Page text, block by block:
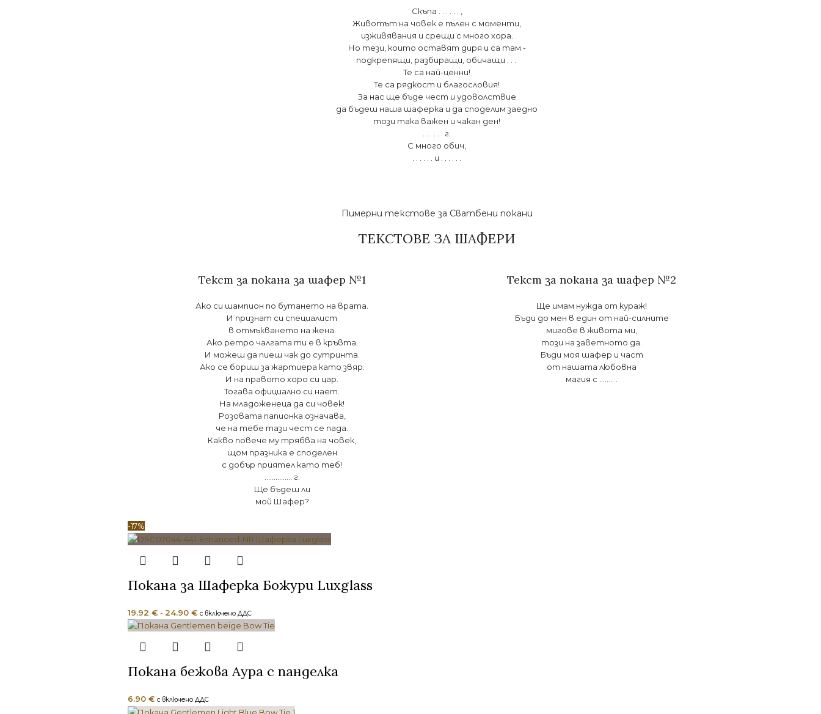
Скъпа . . . . . . ,
Животът на човек е пълен с моменти,
изживявания и срещи с много хора.
Но тези, които оставят диря и са там -
подкрепящи, разбиращи, обичащи . . .
Те са най-ценни!
Те са рядкост и благословия!
За нас ще бъде чест и удоволствие
да бъдеш наша шаферка и да споделим заедно
този така важен и чакан ден!
. . . . . . г.
С много обич,
. . . . . . и . . . . . .
Пимерни текстове за Сватбени покани
ТЕКСТОВЕ ЗА ШАФЕРИ
Текст за покана за шафер №1
Ако си шампион по бутането на врата.
И признат си специалист
в отмъкването на жена.
Ако ретро чалгата ти е в кръвта.
И можеш да пиеш чак до сутринта.
Ако се бориш за жартиера като звяр.
И на правото хоро си цар.
Тогава официално си нает.
На младоженеца да си човек!
Розовата папионка означава,
че на тебе тази чест се пада.
Какво повече му трябва на човек,
щом празника е споделен
с добър приятел като теб!
…………… г.
Ще бъдеш ли
мой Шафер?
Текст за покана за шафер №2
Ще имам нужда от кураж!
Бъди до мен в един от най-силните
мигове в живота ми,
този на заветното да.
Бъди моя шафер и част
от нашата любовна
магия с …….. .
-17%
Покана за Шаферка Божури Luxglass
19.92 €- 24.90 € с включено ДДС
Покана бежова Аура с панделка
6.90 € с включено ДДС